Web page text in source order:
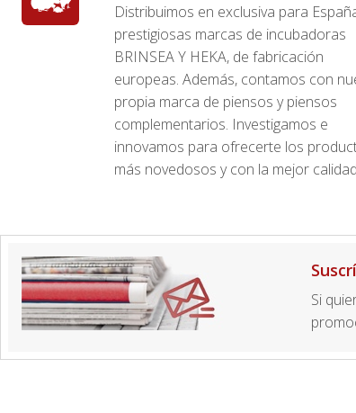
Distribuimos en exclusiva para
prestigiosas marcas de incubadoras
BRINSEA Y HEKA, de fabricación
europeas. Además, contamos con
propia marca de piensos y piensos
complementarios. Investigamos e
innovamos para ofrecerte los
más novedosos y con la mejor
Si